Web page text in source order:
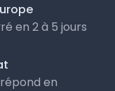
en 2 à 5 jours
en